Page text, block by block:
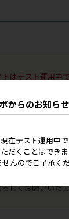
はテスト運用中で
だいているお客様
ております情報で
決済はご利用いた
変更手続きをお申
しくお願いいた
からのお知らせ
在テスト運用中で
だくことはでき
んのでご了承くだ